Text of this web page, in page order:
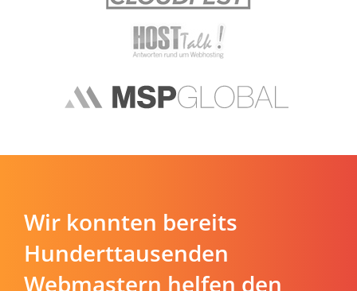
Wir konnten bereits
Hunderttausenden
Webmastern helfen den